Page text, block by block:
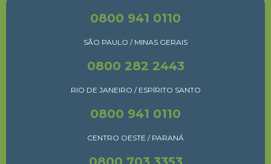
0800 941 0110
SÃO PAULO / MINAS GERAIS
0800 282 2443
RIO DE JANEIRO / ESPÍRITO SANTO
0800 941 0110
CENTRO OESTE / PARANÁ